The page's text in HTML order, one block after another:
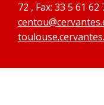
72 , Fax: 33 5 61 62